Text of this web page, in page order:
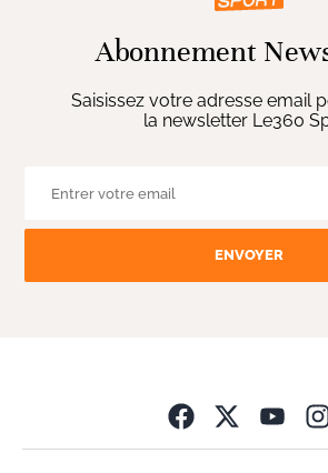
Abonnement
Saisissez votre adresse email
la newsletter Le360
ENVOYER